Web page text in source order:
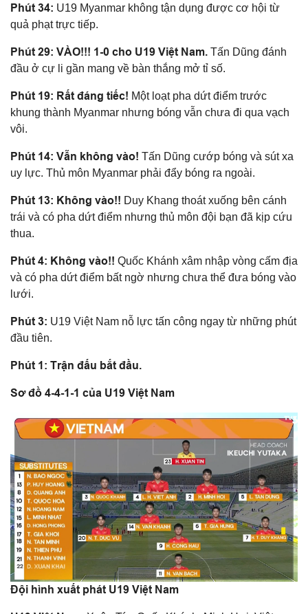
Phút 34: U19 Myanmar không tận dụng được cơ hội từ
quả phạt trực tiếp.
Phút 29: VÀO!!! 1-0 cho U19 Việt Nam. Tấn Dũng đánh
đầu ở cự li gần mang về bàn thắng mở tỉ số.
Phút 19: Rất đáng tiếc! Một loạt pha dứt điểm trước
khung thành Myanmar nhưng bóng vẫn chưa đi qua vạch
vôi.
Phút 14: Vẫn không vào! Tấn Dũng cướp bóng và sút xa
uy lực. Thủ môn Myanmar phải đẩy bóng ra ngoài.
Phút 13: Không vào!! Duy Khang thoát xuống bên cánh
trái và có pha dứt điểm nhưng thủ môn đội bạn đã kịp cứu
thua.
Phút 4: Không vào!! Quốc Khánh xâm nhập vòng cấm địa
và có pha dứt điểm bất ngờ nhưng chưa thể đưa bóng vào
lưới.
Phút 3: U19 Việt Nam nỗ lực tấn công ngay từ những phút
đầu tiên.
Phút 1: Trận đấu bắt đầu.
Sơ đồ 4-4-1-1 của U19 Việt Nam
Đội hình xuất phát U19 Việt Nam